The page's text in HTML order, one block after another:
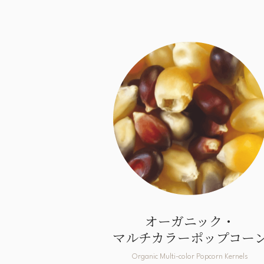
オーガニック・
マルチカラーポップコー
Organic Multi-color Popcorn Kernels